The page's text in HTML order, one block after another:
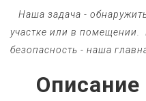
Наша задача -
участке или в помещении.
безопасность - наша